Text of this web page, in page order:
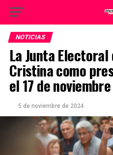
NOTICIAS
La Junta
Cristina como
el 17 de noviembre
5 de noviembre de 2024